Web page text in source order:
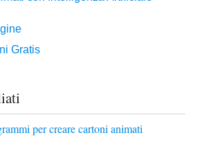
per creare cartoni animati